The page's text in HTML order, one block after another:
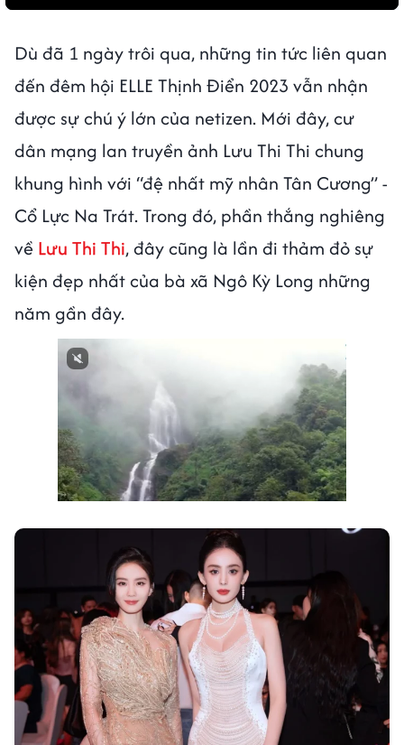
Dù đã 1 ngày trôi qua, những tin tức liên quan
đến đêm hội ELLE Thịnh Điển 2023 vẫn nhận
được sự chú ý lớn của netizen. Mới đây, cư
dân mạng lan truyền ảnh Lưu Thi Thi chung
khung hình với “đệ nhất mỹ nhân Tân Cương” -
Cổ Lực Na Trát. Trong đó, phần thắng nghiêng
về Lưu Thi Thi, đây cũng là lần đi thảm đỏ sự
kiện đẹp nhất của bà xã Ngô Kỳ Long những
năm gần đây.
Next video in 1 Cancel